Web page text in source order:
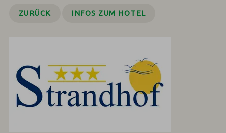
ZURÜCK INFOS ZUM HOTEL